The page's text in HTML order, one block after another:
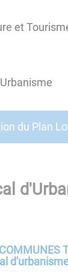
et
Urbanisme
du Plan